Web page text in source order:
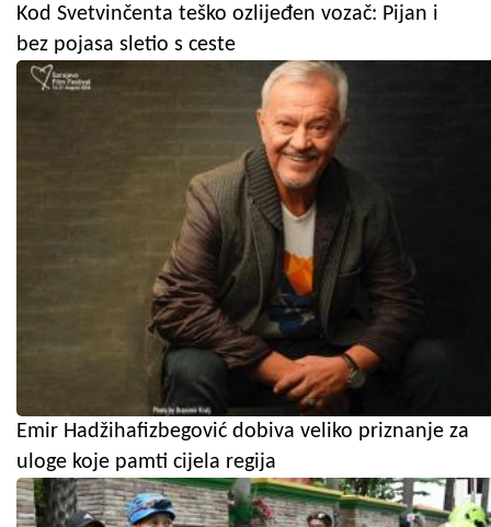
Kod Svetvinčenta teško ozlijeđen vozač: Pijan i
bez pojasa sletio s ceste
Emir Hadžihafizbegović dobiva veliko priznanje za
uloge koje pamti cijela regija